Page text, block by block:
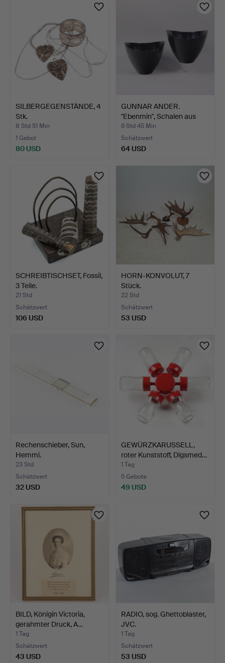
SILBERGEGENSTÄNDE, 4
Stk.
8 Std 51 Min
1 Gebot
80 USD
GUNNAR ANDER.
"Ebenmin", Schalen aus
"Eben…
9 Std 45 Min
Schätzwert
64 USD
SCHREIBTISCHSET, Fossil,
3 Teile.
21 Std
Schätzwert
106 USD
HORN-KONVOLUT, 7
Stück.
22 Std
Schätzwert
53 USD
Rechenschieber, Sun,
Hemmi.
23 Std
Schätzwert
32 USD
GEWÜRZKARUSSELL,
roter Kunststoff, Digsmed…
1 Tag
5 Gebote
49 USD
BILD, Königin Victoria,
gerahmter Druck, A…
1 Tag
Schätzwert
43 USD
RADIO, sog. Ghettoblaster,
JVC.
1 Tag
Schätzwert
53 USD